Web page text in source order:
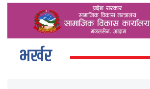
भर्खर